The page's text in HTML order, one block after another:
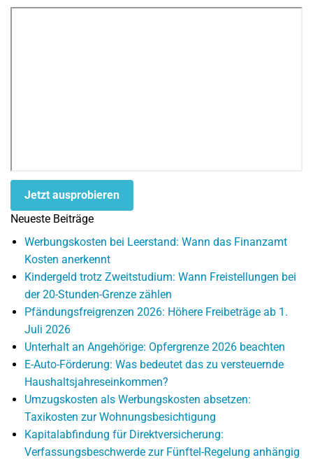
Jetzt ausprobieren
Neueste Beiträge
Werbungskosten bei Leerstand: Wann das Finanzamt
Kosten anerkennt
Kindergeld trotz Zweitstudium: Wann Freistellungen bei
der 20-Stunden-Grenze zählen
Pfändungsfreigrenzen 2026: Höhere Freibeträge ab 1.
Juli 2026
Unterhalt an Angehörige: Opfergrenze 2026 beachten
E-Auto-Förderung: Was bedeutet das zu versteuernde
Haushaltsjahreseinkommen?
Umzugskosten als Werbungskosten absetzen:
Taxikosten zur Wohnungsbesichtigung
Kapitalabfindung für Direktversicherung:
Verfassungsbeschwerde zur Fünftel-Regelung anhängig